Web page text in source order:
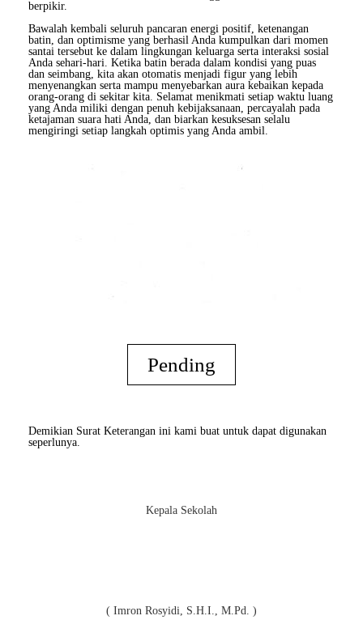
berpikir.
Bawalah kembali seluruh pancaran energi positif, ketenangan
batin, dan optimisme yang berhasil Anda kumpulkan dari momen
santai tersebut ke dalam lingkungan keluarga serta interaksi sosial
Anda sehari-hari. Ketika batin berada dalam kondisi yang puas
dan seimbang, kita akan otomatis menjadi figur yang lebih
menyenangkan serta mampu menyebarkan aura kebaikan kepada
orang-orang di sekitar kita. Selamat menikmati setiap waktu luang
yang Anda miliki dengan penuh kebijaksanaan, percayalah pada
ketajaman suara hati Anda, dan biarkan kesuksesan selalu
mengiringi setiap langkah optimis yang Anda ambil.
Pending
Demikian Surat Keterangan ini kami buat untuk dapat digunakan
seperlunya.
Kepala Sekolah
( Imron Rosyidi, S.H.I., M.Pd. )